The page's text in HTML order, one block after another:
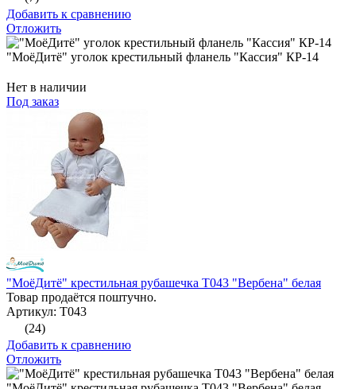
Добавить к сравнению
Отложить
"МоёДитё" уголок крестильный фланель "Кассия" КР-14
Нет в наличии
Под заказ
"МоёДитё" крестильная рубашечка Т043 "Вербена" белая
Товар продаётся поштучно.
Артикул: Т043
(24)
Добавить к сравнению
Отложить